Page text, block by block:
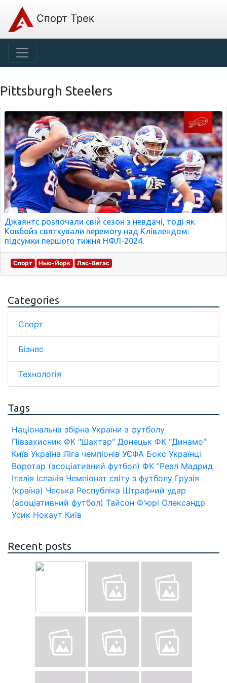
Спорт Трек
Pittsburgh Steelers
Джаянтс розпочали свій сезон з невдачі, тоді як
Ковбойз святкували перемогу над Клівлендом:
підсумки першого тижня НФЛ-2024.
Спорт Нью-Йорк Лас-Вегас
Categories
Спорт
Бізнес
Технологія
Tags
Національна збірна України з футболу
Півзахисник ФК "Шахтар" Донецьк ФК "Динамо"
Київ Україна Ліга чемпіонів УЄФА Бокс Українці
Воротар (асоціативний футбол) ФК "Реал Мадрид
Італія Іспанія Чемпіонат світу з футболу Грузія
(країна) Чеська Республіка Штрафний удар
(асоціативний футбол) Тайсон Ф'юрі Олександр
Усик Нокаут Київ
Recent posts